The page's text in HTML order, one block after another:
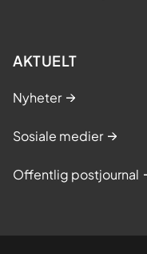
AKTUELT
Nyheter
Sosiale medier
Offentlig postjournal